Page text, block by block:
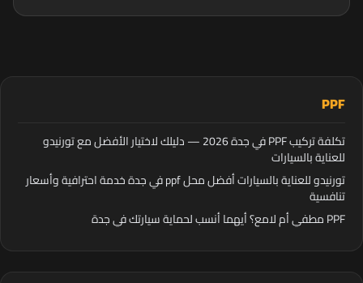
PPF
تكلفة تركيب PPF في جدة 2026 — دليلك لاختيار الأفضل مع تورنيدو
للعناية بالسيارات
تورنيدو للعناية بالسيارات أفضل محل ppf في جدة خدمة احترافية وأسعار
تنافسية
PPF مطفي أم لامع؟ أيهما أنسب لحماية سيارتك في جدة